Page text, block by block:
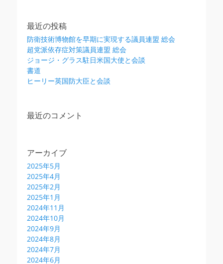
最近の投稿
防衛技術博物館を早期に実現する議員連盟 総会
超党派依存症対策議員連盟 総会
ジョージ・グラス駐日米国大使と会談
書道
ヒーリー英国防大臣と会談
最近のコメント
アーカイブ
2025年5月
2025年4月
2025年2月
2025年1月
2024年11月
2024年10月
2024年9月
2024年8月
2024年7月
2024年6月